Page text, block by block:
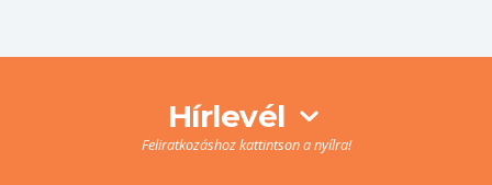
Hírlevél
Feliratkozáshoz kattintson a nyílra!